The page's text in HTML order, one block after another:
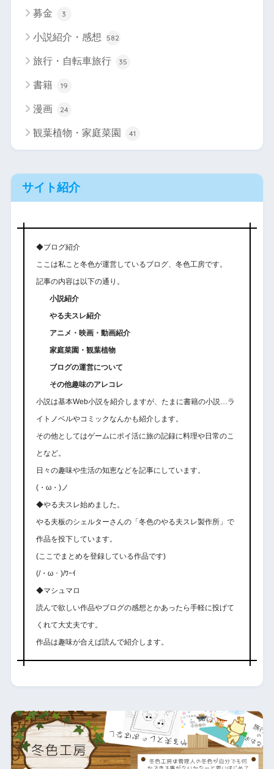
募金 3
小説紹介・感想 582
旅行・自転車旅行 35
書籍 19
漫画 24
観葉植物・家庭菜園 41
サイト紹介
◆ブログ紹介
ここは私こと冬色が運営しているブログ、冬色工房です。
記事の内容は以下の通り。
小説紹介
やる夫スレ紹介
アニメ・映画・動画紹介
家庭菜園・観葉植物
ブログの運営について
その他趣味のアレコレ
小説は基本Web小説を紹介しますが、たまに書籍の小説…ラ
イトノベルやコミックなんかも紹介します。
その他としてはゲームにポイ活に旅の記録に料理や日常のこ
となど。
日々の趣味や生活の知恵などを記事にしています。
(・ω・)ノ
◆やる夫スレ始めました。
やる夫板のシェルターさんの「冬色のやる夫スレ製作所」で
作品を投下しています。
(ここでまとめを登録している作品です)
(/・ω・)/ﾜｰｲ
◆マシュマロ
読んで欲しい作品やブログの感想とかあったら手軽に投げて
くれて大丈夫です。
作品は趣味が合えば読んで紹介します。